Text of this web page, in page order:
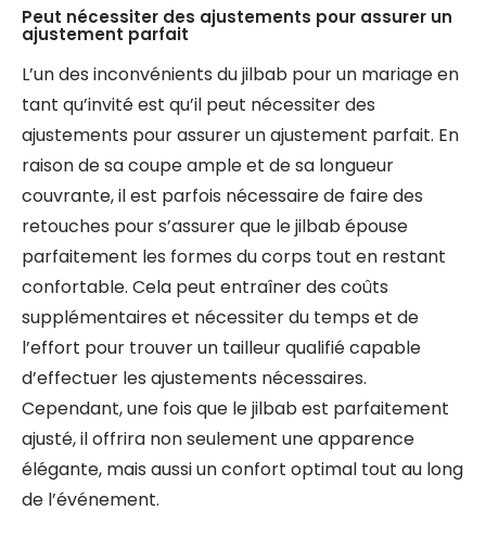
Peut nécessiter des ajustements pour assurer un
ajustement parfait
L’un des inconvénients du jilbab pour un mariage en
tant qu’invité est qu’il peut nécessiter des
ajustements pour assurer un ajustement parfait. En
raison de sa coupe ample et de sa longueur
couvrante, il est parfois nécessaire de faire des
retouches pour s’assurer que le jilbab épouse
parfaitement les formes du corps tout en restant
confortable. Cela peut entraîner des coûts
supplémentaires et nécessiter du temps et de
l’effort pour trouver un tailleur qualifié capable
d’effectuer les ajustements nécessaires.
Cependant, une fois que le jilbab est parfaitement
ajusté, il offrira non seulement une apparence
élégante, mais aussi un confort optimal tout au long
de l’événement.